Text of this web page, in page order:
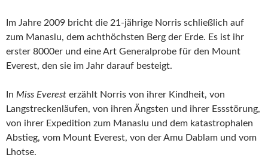
Im Jahre 2009 bricht die 21-jährige Norris schließlich auf
zum Manaslu, dem achthöchsten Berg der Erde. Es ist ihr
erster 8000er und eine Art Generalprobe für den Mount
Everest, den sie im Jahr darauf besteigt.
In Miss Everest erzählt Norris von ihrer Kindheit, von
Langstreckenläufen, von ihren Ängsten und ihrer Essstörung,
von ihrer Expedition zum Manaslu und dem katastrophalen
Abstieg, vom Mount Everest, von der Amu Dablam und vom
Lhotse.